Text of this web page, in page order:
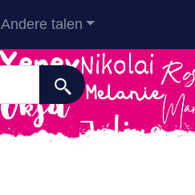
Andere talen